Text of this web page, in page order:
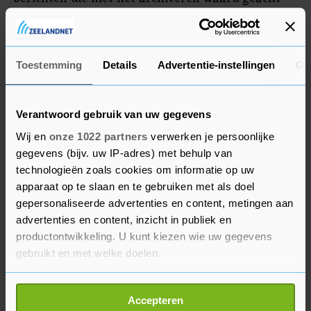
Toestemming Details Advertentie-instellingen
Verantwoord gebruik van uw gegevens
Wij en onze 1022 partners verwerken je persoonlijke
gegevens (bijv. uw IP-adres) met behulp van
technologieën zoals cookies om informatie op uw
apparaat op te slaan en te gebruiken met als doel
gepersonaliseerde advertenties en content, metingen aan
advertenties en content, inzicht in publiek en
productontwikkeling. U kunt kiezen wie uw gegevens
gebruikt en met welke doelen.
Als u het toestaat, willen we ook graag:
Informatie verzamelen over uw geografische
Accepteren
worden, moeten "consequent en frequent"
worden weggegooid. De afweging of iets bewaard
of verwijderd moet worden laat het ministerie
aan de overheidsmedewerker (in dit geval dus
De staatssecretarissen die verantwoordelijk zijn
voor de manier waarop de overheid informatie
bewaart en openbaar maakt, zeiden daags na het
Kamerdebat al dat de manier waarop sms-
verkeer wordt gearchiveerd beter kan. Volgens
Gunay Uslu, als staatssecretaris van Cultuur en
Media verantwoordelijk voor de Archiefwet, zei
dat het systeem zo ingericht moet worden dat er
"geen menselijke fouten worden gemaakt".